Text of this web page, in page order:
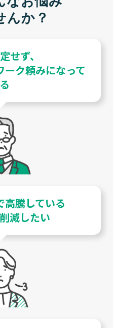
んか？
せず、
ク頼みになって
高騰している
減したい